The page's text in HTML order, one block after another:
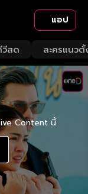
แอป
สด ละครแนวตั้
Content นี้